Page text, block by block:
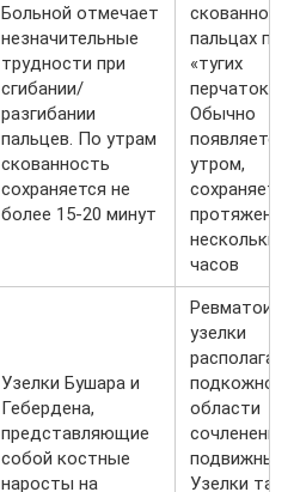
Больной отмечает
незначительные
трудности при
сгибании/
разгибании
пальцев. По утрам
скованность
сохраняется не
более 15-20 минут
пальцах по
«тугих
перчаток».
Обычно
появляется
утром,
протяжении
нескольких
часов
Узелки Бушара и
Гебердена,
представляющие
собой костные
наросты на
узелки
подкожно в
области
подвижны.
Узелки